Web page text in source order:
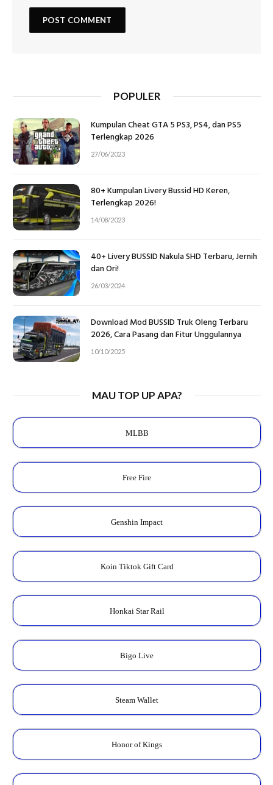
POPULER
Kumpulan Cheat GTA 5 PS3, PS4, dan PS5
Terlengkap 2026
27/06/2023
80+ Kumpulan Livery Bussid HD Keren,
Terlengkap 2026!
14/08/2023
40+ Livery BUSSID Nakula SHD Terbaru, Jernih
dan Ori!
26/03/2024
Download Mod BUSSID Truk Oleng Terbaru
2026, Cara Pasang dan Fitur Unggulannya
10/10/2025
MAU TOP UP APA?
MLBB
Free Fire
Genshin Impact
Koin Tiktok Gift Card
Honkai Star Rail
Bigo Live
Steam Wallet
Honor of Kings